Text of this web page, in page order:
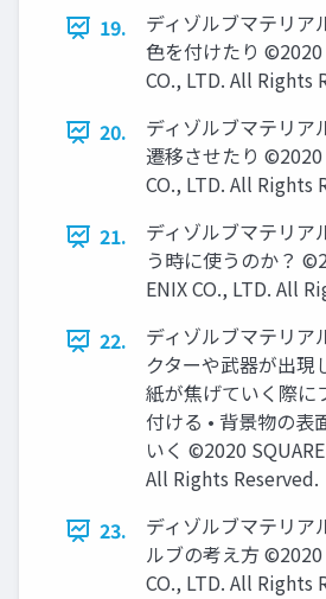
19.
ディゾルブマテリア
色を付けたり ©2020
CO., LTD. All Rights
20.
ディゾルブマテリア
遷移させたり ©2020
CO., LTD. All Rights
21.
ディゾルブマテリア
う時に使うのか？
ENIX CO., LTD. All
22.
ディゾルブマテリア
クターや武器が出現
紙が焦げていく際に
付ける • 背景物の表
いく ©2020
All Rights Reserved.
23.
ディゾルブマテリア
ルブの考え方 ©2020
CO., LTD. All Rights